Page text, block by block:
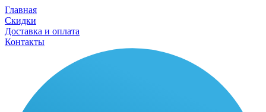
Главная
Скидки
Доставка и оплата
Контакты